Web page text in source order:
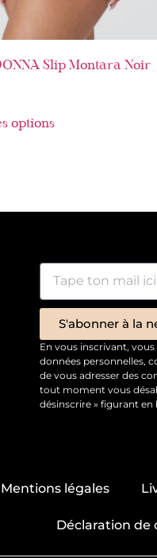
Slip Montara Noir
options
S'abonner à la
En vous inscrivant,
données personnelles,
de vous adresser des
tout moment vous
désinscrire » figurant en
Mentions légales
Déclaration de